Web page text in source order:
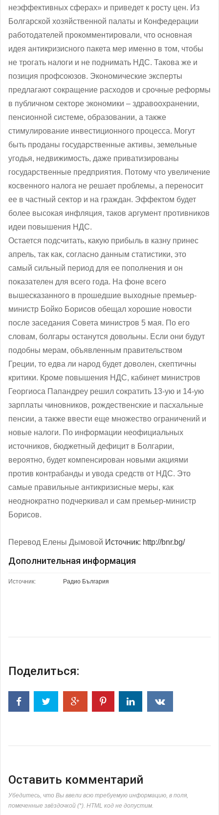
неэффективных сферах» и приведет к росту цен. Из
Болгарской хозяйственной палаты и Конфедерации
работодателей прокомментировали, что основная
идея антикризисного пакета мер именно в том, чтобы
не трогать налоги и не поднимать НДС. Такова же и
позиция профсоюзов. Экономические эксперты
предлагают сокращение расходов и срочные реформы
в публичном секторе экономики – здравоохранении,
пенсионной системе, образовании, а также
стимулирование инвестиционного процесса. Могут
быть проданы государственные активы, земельные
угодья, недвижимость, даже приватизированы
государственные предприятия. Потому что увеличение
косвенного налога не решает проблемы, а переносит
ее в частный сектор и на граждан. Эффектом будет
более высокая инфляция, таков аргумент противников
идеи повышения НДС.
Остается подсчитать, какую прибыль в казну принес
апрель, так как, согласно данным статистики, это
самый сильный период для ее пополнения и он
показателен для всего года. На фоне всего
вышесказанного в прошедшие выходные премьер-
министр Бойко Борисов обещал хорошие новости
после заседания Совета министров 5 мая. По его
словам, болгары останутся довольны. Если они будут
подобны мерам, объявленным правительством
Греции, то едва ли народ будет доволен, скептичны
критики. Кроме повышения НДС, кабинет министров
Георгиоса Папандреу решил сократить 13-ую и 14-ую
зарплаты чиновников, рождественские и пасхальные
пенсии, а также ввести еще множество ограничений и
новые налоги. По информации неофициальных
источников, бюджетный дефицит в Болгарии,
вероятно, будет компенсирован новыми акциями
против контрабанды и увода средств от НДС. Это
самые правильные антикризисные меры, как
неоднократно подчеркивал и сам премьер-министр
Борисов.
Перевод Елены Дымовой Источник: http://bnr.bg/
Дополнительная информация
Источник: Радио България
Поделиться:
Оставить комментарий
Убедитесь, что Вы ввели всю требуемую информацию, в поля,
помеченные звёздочкой (*). HTML код не допустим.